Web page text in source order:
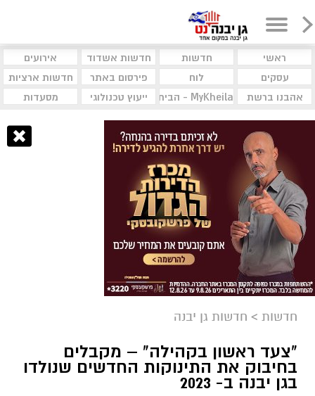
ראשי חדשות חדשות אשדוד
אירועים
עסקים
לוח פירסום באתר
חדשות ארציות
אהבנו ברשת
MyKheila - הבית לעסקים וקהילות ייעוץ טכנולוגי מסעדות
חדשות > חדשות גן יבנה
"צעד ראשון בקהילה" – מקבלים
בחיבוק את התינוקות החדשים שנולדו
בגן יבנה ב- 2023